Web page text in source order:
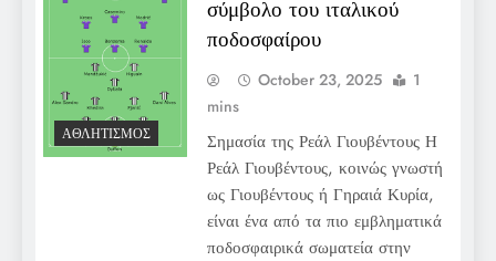
ΑΘΛΗΤΙΣΜΌΣ
σύμβολο του ιταλικού
ποδοσφαίρου
October 23, 2025
1
mins
Σημασία της Ρεάλ Γιουβέντους Η
Ρεάλ Γιουβέντους, κοινώς γνωστή
ως Γιουβέντους ή Γηραιά Κυρία,
είναι ένα από τα πιο εμβληματικά
ποδοσφαιρικά σωματεία στην